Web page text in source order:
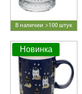
В наличии >100 штук
Новинка